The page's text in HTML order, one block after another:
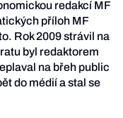
redakcí MF
příloh MF
Rok 2009 strávil na
byl redaktorem
na břeh public
do médií a stal se